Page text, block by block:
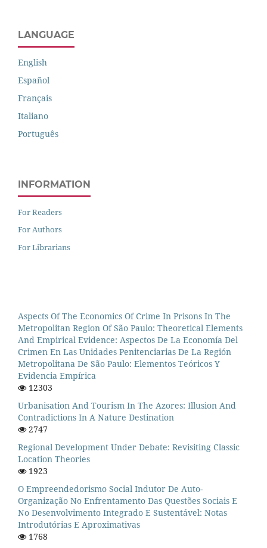
LANGUAGE
English
Español
Français
Italiano
Português
INFORMATION
For Readers
For Authors
For Librarians
Aspects Of The Economics Of Crime In Prisons In The
Metropolitan Region Of São Paulo: Theoretical Elements
And Empirical Evidence: Aspectos De La Economía Del
Crimen En Las Unidades Penitenciarias De La Región
Metropolitana De São Paulo: Elementos Teóricos Y
Evidencia Empírica
12303
Urbanisation And Tourism In The Azores: Illusion And
Contradictions In A Nature Destination
2747
Regional Development Under Debate: Revisiting Classic
Location Theories
1923
O Empreendedorismo Social Indutor De Auto-
Organização No Enfrentamento Das Questões Sociais E
No Desenvolvimento Integrado E Sustentável: Notas
Introdutórias E Aproximativas
1768